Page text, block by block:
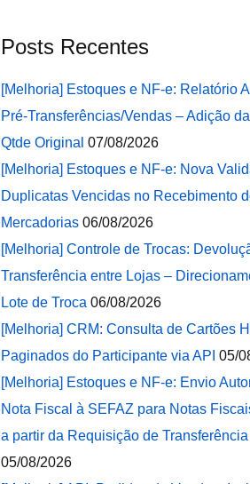
Posts Recentes
[Melhoria] Estoques e NF-e: Relatório
Pré-Transferências/Vendas – Adição
Qtde Original 07/08/2026
[Melhoria] Estoques e NF-e: Nova
Duplicatas Vencidas no Recebimento
Mercadorias 06/08/2026
[Melhoria] Controle de Trocas:
Transferência entre Lojas –
Lote de Troca 06/08/2026
[Melhoria] CRM: Consulta de Cartões
Paginados do Participante via API 05/
[Melhoria] Estoques e NF-e: Envio
Nota Fiscal à SEFAZ para Notas
a partir da Requisição de
05/08/2026